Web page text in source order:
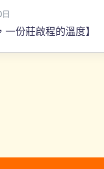
一份莊啟程的溫度】